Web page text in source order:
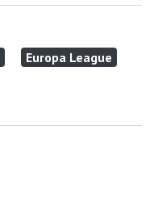
Europa League